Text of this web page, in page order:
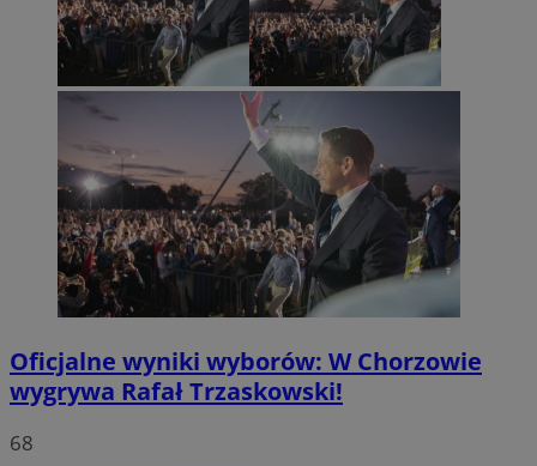
Oficjalne wyniki wyborów: W Chorzowie
wygrywa Rafał Trzaskowski!
68